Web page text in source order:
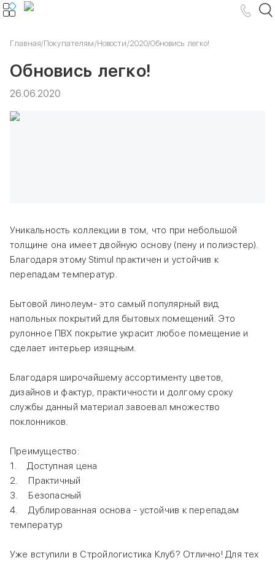
Главная/Покупателям/Новости/2020/Обновись легко!
Обновись легко!
26.06.2020
Уникальность коллекции в том, что при небольшой
толщине она имеет двойную основу (пену и полиэстер).
Благодаря этому Stimul практичен и устойчив к
перепадам температур.
Бытовой линолеум- это самый популярный вид
напольных покрытий для бытовых помещений. Это
рулонное ПВХ покрытие украсит любое помещение и
сделает интерьер изящным.
Благодаря широчайшему ассортименту цветов,
дизайнов и фактур, практичности и долгому сроку
службы данный материал завоевал множество
поклонников.
Преимущество:
1. Доступная цена
2. Практичный
3. Безопасный
4. Дублированная основа - устойчив к перепадам
температур
Уже вступили в Стройлогистика Клуб? Отлично! Для тех